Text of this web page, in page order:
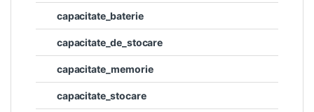
capacitate_baterie
capacitate_de_stocare
capacitate_memorie
capacitate_stocare